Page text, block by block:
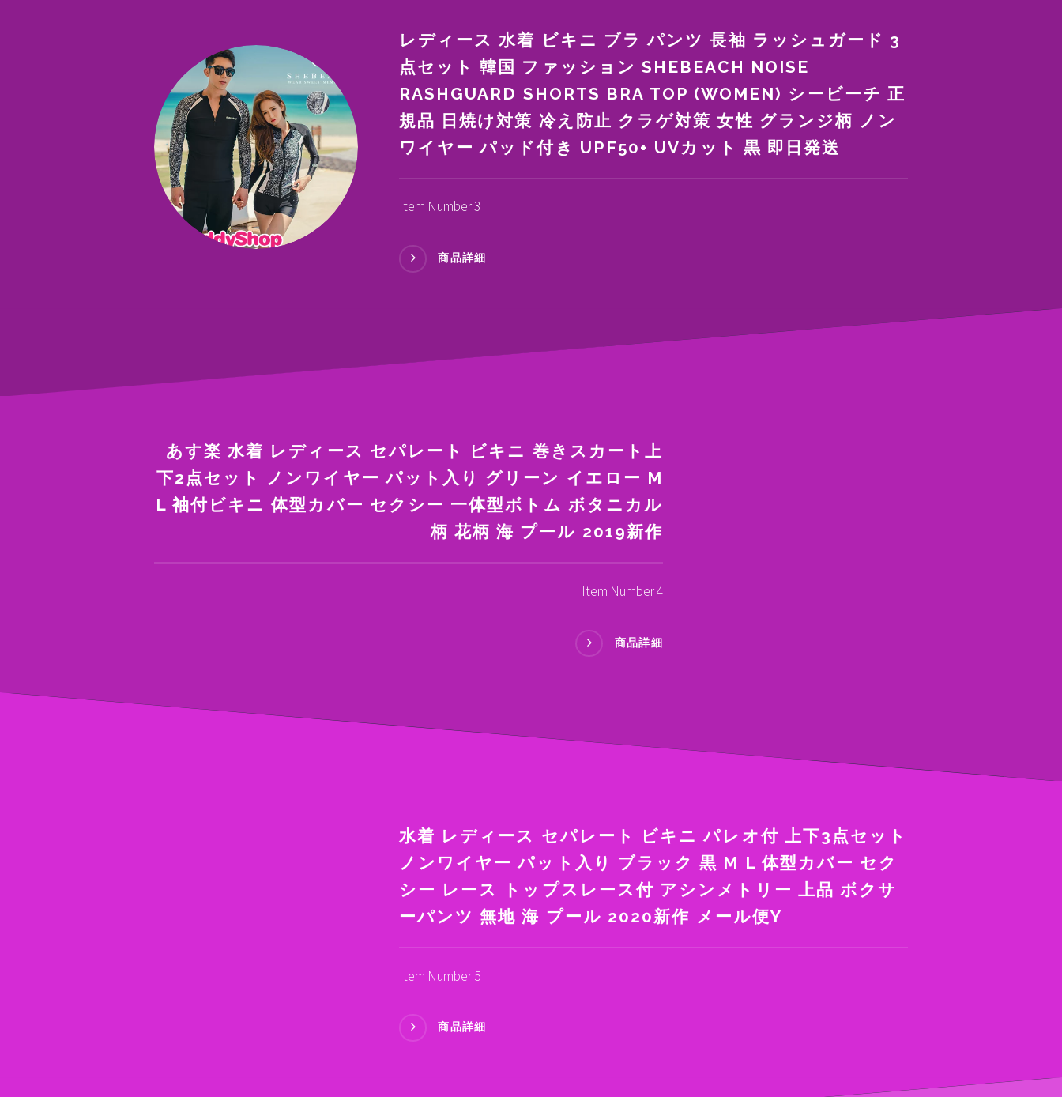
レディース 水着 ビキニ ブラ パンツ 長袖 ラッシュガード 3
点セット 韓国 ファッション SHEBEACH NOISE
RASHGUARD SHORTS BRA TOP (WOMEN) シービーチ 正
規品 日焼け対策 冷え防止 クラゲ対策 女性 グランジ柄 ノン
ワイヤー パッド付き UPF50+ UVカット 黒 即日発送
Item Number 3
商品詳細
あす楽 水着 レディース セパレート ビキニ 巻きスカート上
下2点セット ノンワイヤー パット入り グリーン イエロー M
L 袖付ビキニ 体型カバー セクシー 一体型ボトム ボタニカル
柄 花柄 海 プール 2019新作
Item Number 4
商品詳細
水着 レディース セパレート ビキニ パレオ付 上下3点セット
ノンワイヤー パット入り ブラック 黒 M L 体型カバー セク
シー レース トップスレース付 アシンメトリー 上品 ボクサ
ーパンツ 無地 海 プール 2020新作 メール便Y
Item Number 5
商品詳細